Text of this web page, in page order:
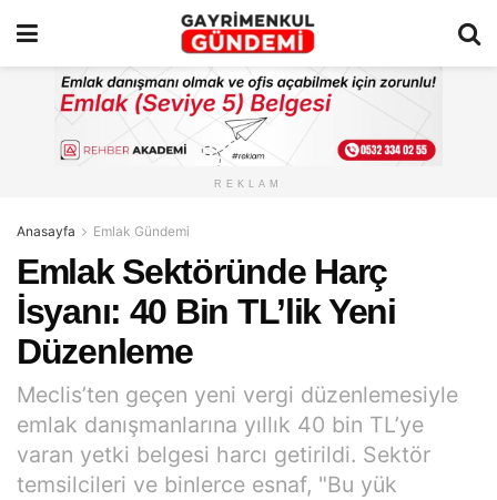
REKLAM
Anasayfa Emlak Gündemi
Emlak Sektöründe Harç
İsyanı: 40 Bin TL’lik Yeni
Düzenleme
Meclis’ten geçen yeni vergi düzenlemesiyle
emlak danışmanlarına yıllık 40 bin TL’ye
varan yetki belgesi harcı getirildi. Sektör
temsilcileri ve binlerce esnaf, "Bu yük